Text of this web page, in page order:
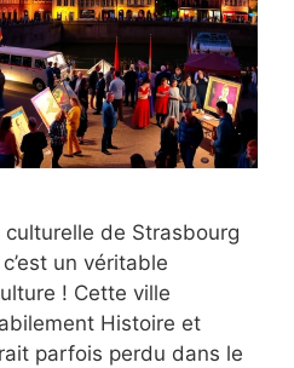
de Strasbourg
un véritable
! Cette ville
Histoire et
parfois perdu dans le